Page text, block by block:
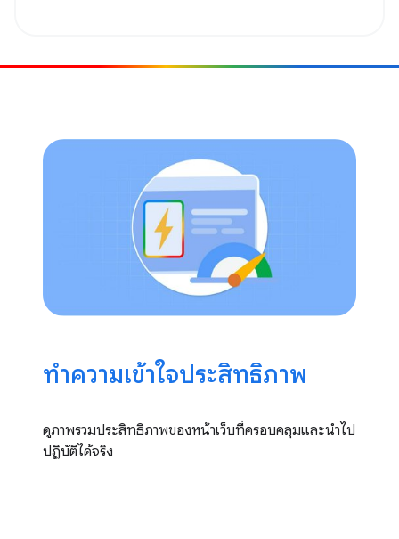
ทําความเข้าใจประสิทธิภาพ
ดูภาพรวมประสิทธิภาพของหน้าเว็บที่ครอบคลุมและนําไป
ปฏิบัติได้จริง